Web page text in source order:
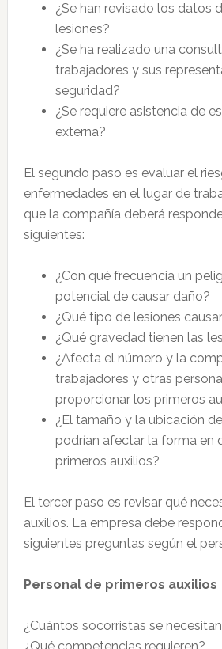
¿Se han revisado los datos
lesiones?
¿Se ha realizado una
trabajadores y sus
seguridad?
¿Se requiere asistencia de
externa?
El segundo paso es evaluar el
enfermedades en el lugar de
que la compañía deberá
siguientes:
¿Con qué frecuencia un
potencial de causar daño?
¿Qué tipo de lesiones
¿Qué gravedad tienen las
¿Afecta el número y la
trabajadores y otras
proporcionar los primeros
¿El tamaño y la ubicación
podrían afectar la forma en
primeros auxilios?
El tercer paso es revisar qué
auxilios. La empresa debe
siguientes preguntas según el
Personal de primeros auxilios
¿Cuántos socorristas se